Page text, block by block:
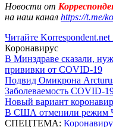
Новости от
на наш канал https://t.me/
Читайте
Коронавирус
В Минздраве сказали,
прививки от COVID-19
Подвид Омикрона
Заболеваемость COVID-
Новый вариант
В США отменили режим
СПЕЦТЕМА: